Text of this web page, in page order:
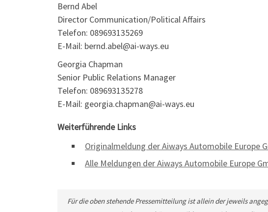
Bernd Abel
Director Communication/Political Affairs
Telefon: 089693135269
E-Mail: bernd.abel@ai-ways.eu
Georgia Chapman
Senior Public Relations Manager
Telefon: 089693135278
E-Mail: georgia.chapman@ai-ways.eu
Weiterführende Links
Originalmeldung der Aiways Automobile Europe
Alle Meldungen der Aiways Automobile Europe
Für die oben stehende Pressemitteilung ist allein der jeweils